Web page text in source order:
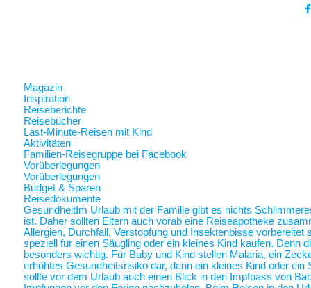
Magazin
Inspiration
Reiseberichte
Reisebücher
Last-Minute-Reisen mit Kind
Aktivitäten
Familien-Reisegruppe bei Facebook
Vorüberlegungen
Vorüberlegungen
Budget & Sparen
Reisedokumente
Gesundheit Im Urlaub mit der Familie gibt es nichts
ist. Daher sollten Eltern auch vorab eine Reiseapotheke
Allergien, Durchfall, Verstopfung und Insektenbisse
speziell für einen Säugling oder ein kleines Kind kaufen. Denn
besonders wichtig. Für Baby und Kind stellen Malaria, ein
erhöhtes Gesundheitsrisiko dar, denn ein kleines Kind oder
sollte vor dem Urlaub auch einen Blick in den Impfpass von